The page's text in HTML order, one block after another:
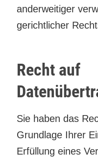
anderweitiger
gerichtlicher
Recht auf
Sie haben das
Grundlage Ihrer
Erfüllung eines